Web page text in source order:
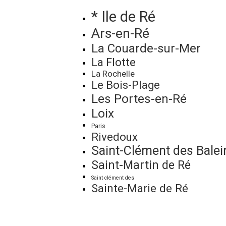
* Ile de Ré
Ars-en-Ré
La Couarde-sur-Mer
La Flotte
La Rochelle
Le Bois-Plage
Les Portes-en-Ré
Loix
Paris
Rivedoux
Saint-Clément des
Saint-Martin de Ré
Saint clément des
Sainte-Marie de Ré